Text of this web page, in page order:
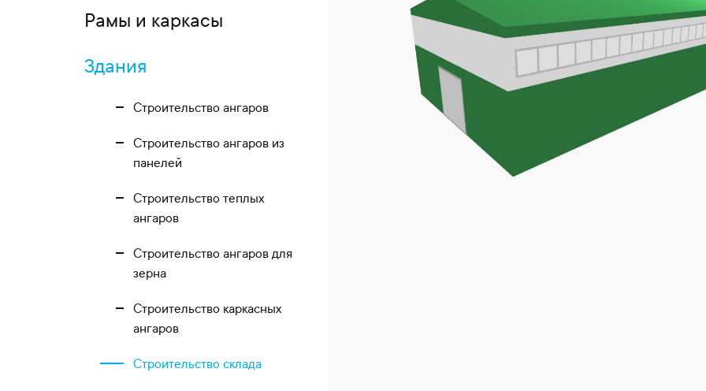
Рамы и каркасы
Здания
Строительство ангаров
Строительство ангаров из
панелей
Строительство теплых
ангаров
Строительство ангаров для
зерна
Строительство каркасных
ангаров
Строительство склада